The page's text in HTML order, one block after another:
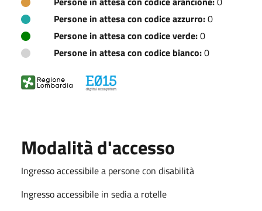
Persone in attesa con codice azzurro:0
Persone in attesa con codice verde:0
Persone in attesa con codice bianco:0
Modalità d'accesso
Ingresso accessibile a persone con disabilità
Ingresso accessibile in sedia a rotelle